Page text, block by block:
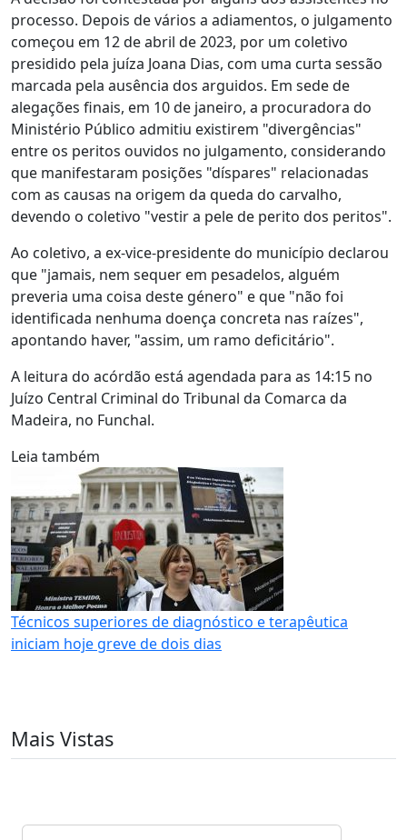
processo. Depois de vários a adiamentos, o julgamento
começou em 12 de abril de 2023, por um coletivo
presidido pela juíza Joana Dias, com uma curta sessão
marcada pela ausência dos arguidos. Em sede de
alegações finais, em 10 de janeiro, a procuradora do
Ministério Público admitiu existirem "divergências"
entre os peritos ouvidos no julgamento, considerando
que manifestaram posições "díspares" relacionadas
com as causas na origem da queda do carvalho,
devendo o coletivo "vestir a pele de perito dos peritos".
Ao coletivo, a ex-vice-presidente do município declarou
que "jamais, nem sequer em pesadelos, alguém
preveria uma coisa deste género" e que "não foi
identificada nenhuma doença concreta nas raízes",
apontando haver, "assim, um ramo deficitário".
A leitura do acórdão está agendada para as 14:15 no
Juízo Central Criminal do Tribunal da Comarca da
Madeira, no Funchal.
Leia também
Técnicos superiores de diagnóstico e terapêutica
iniciam hoje greve de dois dias
Mais Vistas